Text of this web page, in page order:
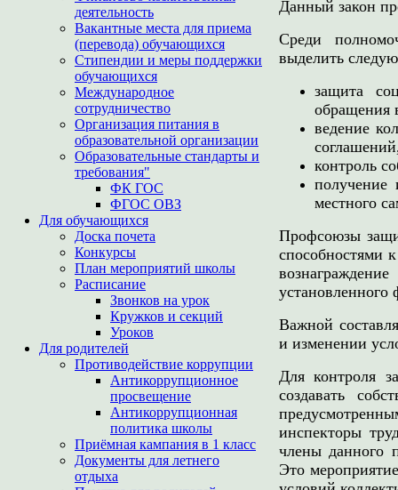
деятельность
Вакантные места для приема
(перевода) обучающихся
Стипендии и меры поддержки
обучающихся
Международное
сотрудничество
Организация питания в
образовательной организации
Образовательные стандарты и
требования"
ФК ГОС
ФГОС ОВЗ
Для обучающихся
Доска почета
Конкурсы
План мероприятий школы
Расписание
Звонков на урок
Кружков и секций
Уроков
Для родителей
Противодействие коррупции
Антикоррупционное
просвещение
Антикоррупционная
политика школы
Приёмная кампания в 1 класс
Документы для летнего
отдыха
Данный закон
Среди
выделить
защита
обращения
ведение
контроль
получение
местного
Профсоюзы
способностями
установленного
Важной
и изменении
Для контроля
создавать
инспекторы
члены данного
Это